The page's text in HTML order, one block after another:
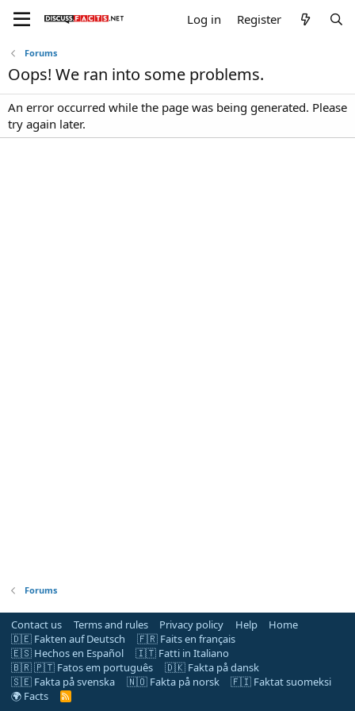
Log in Register
Forums
Oops! We ran into some problems.
An error occurred while the page was being generated. Please
try again later.
Forums
Contact us Terms and rules Privacy policy Help
Home
🇩🇪 Fakten auf Deutsch
🇫🇷 Faits en français
🇪🇸 Hechos en Español
🇮🇹 Fatti in Italiano
🇧🇷 🇵🇹 Fatos em português
🇩🇰 Fakta på dansk
🇸🇪 Fakta på svenska
🇳🇴 Fakta på norsk
🇫🇮 Faktat suomeksi
🌍 Facts
R